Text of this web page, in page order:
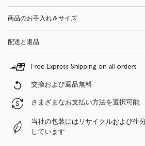
商品のお手入れ＆サイズ
配送と返品
Free Express Shipping on all orders
交換および返品無料
さまざまなお支払い方法を選択可能
当社の包装にはリサイクルおよび生
しています